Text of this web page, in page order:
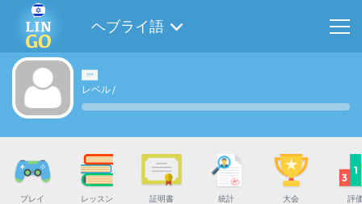
ヘブライ語
レベル/
プレイ レッスン 証明書 統計 大会 評